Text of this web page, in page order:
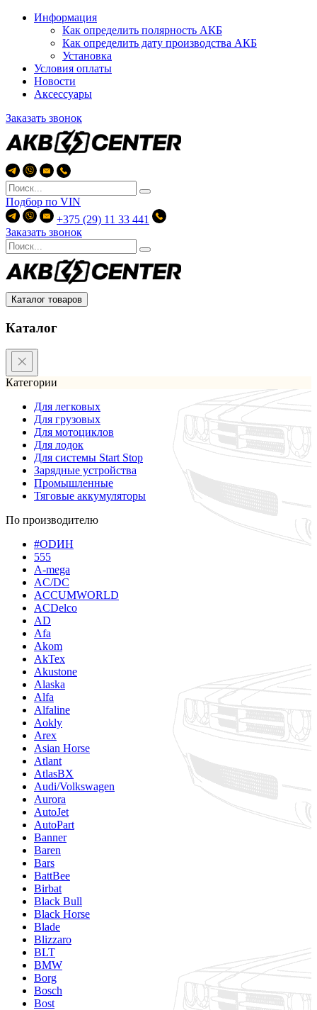
Информация
Как определить полярность АКБ
Как определить дату производства АКБ
Установка
Условия оплаты
Новости
Аксессуары
Заказать звонок
Подбор по VIN
+375 (29) 11 33 441
Заказать звонок
Каталог товаров
Каталог
Категории
Для легковых
Для грузовых
Для мотоциклов
Для лодок
Для системы Start Stop
Зарядные устройства
Промышленные
Тяговые аккумуляторы
По производителю
#ODИН
555
A-mega
AC/DC
ACCUMWORLD
ACDelco
AD
Afa
Akom
AkTex
Akustone
Alaska
Alfa
Alfaline
Aokly
Arex
Asian Horse
Atlant
AtlasBX
Audi/Volkswagen
Aurora
AutoJet
AutoPart
Banner
Baren
Bars
BattBee
Birbat
Black Bull
Black Horse
Blade
Blizzaro
BLT
BMW
Borg
Bosch
Bost